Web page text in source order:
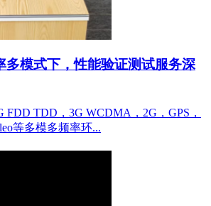
多模式下，性能验证测试服务深
FDD TDD，3G WCDMA，2G，GPS，
等多模多频率环...